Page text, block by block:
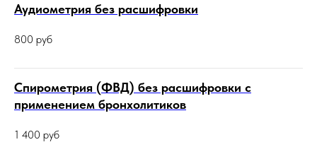
Аудиометрия без расшифровки
800 руб
Спирометрия (ФВД) без расшифровки с
применением бронхолитиков
1 400 руб